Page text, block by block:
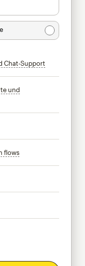
Chat-Support
und
flowstooltip